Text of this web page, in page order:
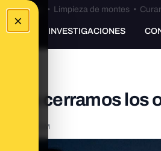
×
Bulos Ceuta • Limpieza de montes•
INVESTIGACIONES
cerramos los
9:13:00 AM